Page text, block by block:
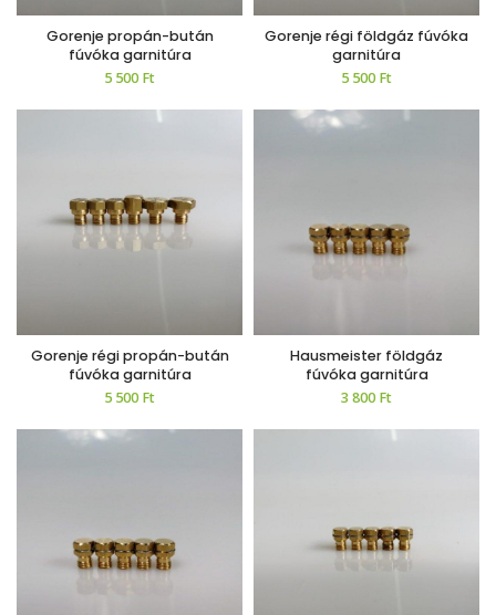
Gorenje propán-bután
fúvóka garnitúra
5 500Ft
Gorenje régi földgáz fúvóka
garnitúra
5 500Ft
Gorenje régi propán-bután
fúvóka garnitúra
5 500Ft
Hausmeister földgáz
fúvóka garnitúra
3 800Ft